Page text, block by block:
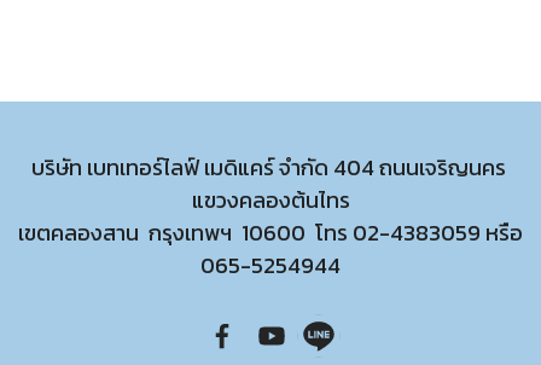
บริษัท เบทเทอร์ไลฟ์ เมดิแคร์ จำกัด 404 ถนนเจริญนคร
แขวงคลองต้นไทร
เขตคลองสาน กรุงเทพฯ 10600 โทร 02-4383059 หรือ
065-5254944